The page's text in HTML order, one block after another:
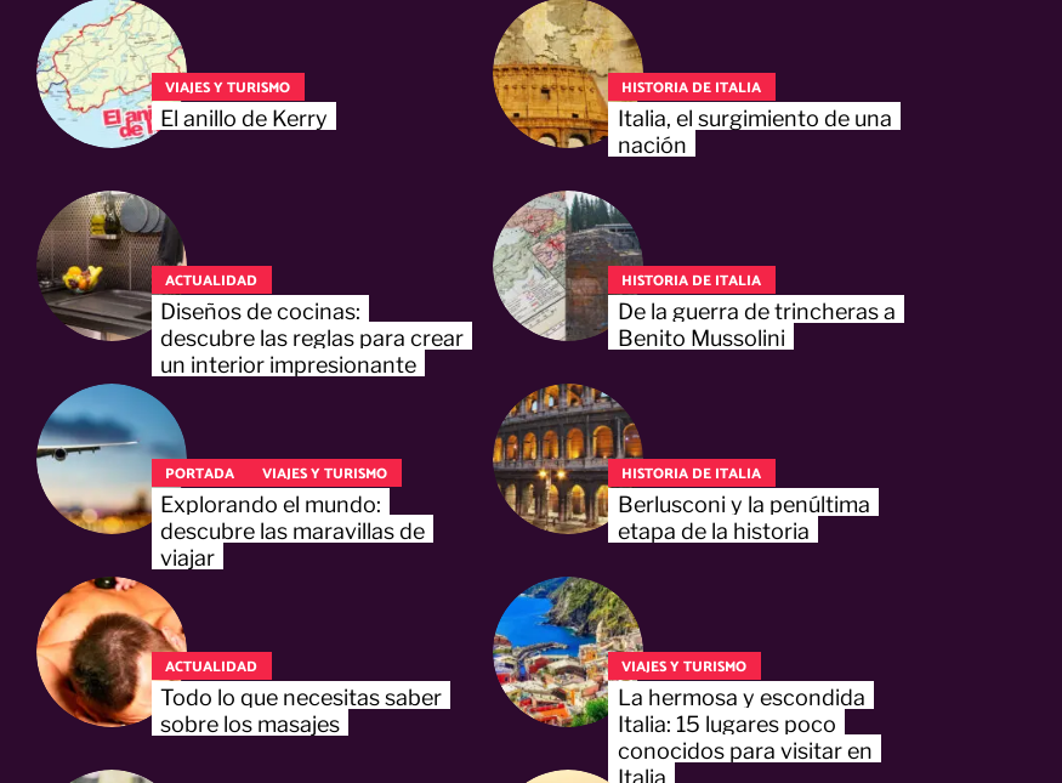
VIAJES Y TURISMO
El anillo de Kerry
ACTUALIDAD
Diseños de cocinas:
descubre las reglas para crear
un interior impresionante
PORTADA VIAJES Y TURISMO
Explorando el mundo:
descubre las maravillas de
viajar
ACTUALIDAD
Todo lo que necesitas saber
sobre los masajes
HISTORIA DE ITALIA
Italia, el surgimiento de una
nación
HISTORIA DE ITALIA
De la guerra de trincheras a
Benito Mussolini
HISTORIA DE ITALIA
Berlusconi y la penúltima
etapa de la historia
VIAJES Y TURISMO
La hermosa y escondida
Italia: 15 lugares poco
conocidos para visitar en
Italia